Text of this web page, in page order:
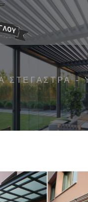
ΣΤΈΓΑΣΤΡΑ -